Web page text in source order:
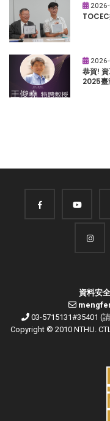
2026-
2026-
恭賀!
2025臺
資料安
03-5715131#35401 (
Copyright © 2010 NTHU.